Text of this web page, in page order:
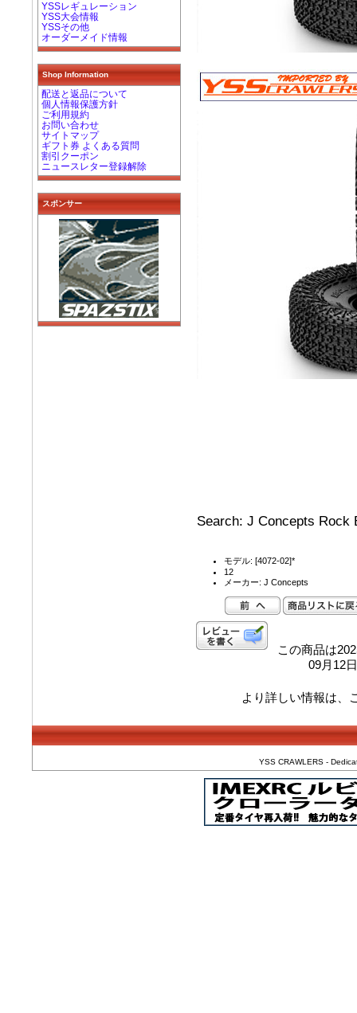
YSSレギュレーション
YSS大会情報
YSSその他
オーダーメイド情報
Shop Information
配送と返品について
個人情報保護方針
ご利用規約
お問い合わせ
サイトマップ
ギフト券 よくある質問
割引クーポン
ニュースレター登録解除
スポンサー
Search: J Concepts Rock
モデル: [4072-02]*
12
メーカー: J Concepts
この商品は
09月12
より詳しい情報は、
YSS CRAWLERS -